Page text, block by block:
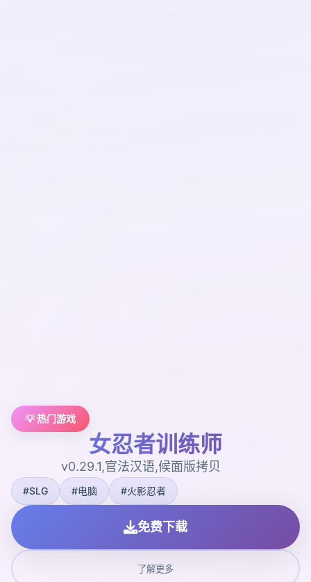
💡 热门游戏
女忍者训练师
v0.29.1,官法汉语,候面版拷贝
#SLG #电脑 #火影忍者
免费下载
了解更多